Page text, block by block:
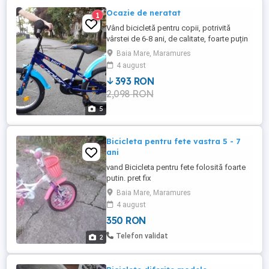
5
1 Ocazie de neratat
Vând bicicletă pentru copii, potrivită
vârstei de 6-8 ani, de calitate, foarte puțin
folosită. Stare foarte bună. Predare
personală în Baia Mare.
Baia Mare, Maramures
4 august
393 RON
2,098 RON
2
Bicicleta pentru fete vastra 5 - 7
ani
vand Bicicleta pentru fete folosită foarte
putin. pret fix
Baia Mare, Maramures
4 august
350 RON
Telefon validat